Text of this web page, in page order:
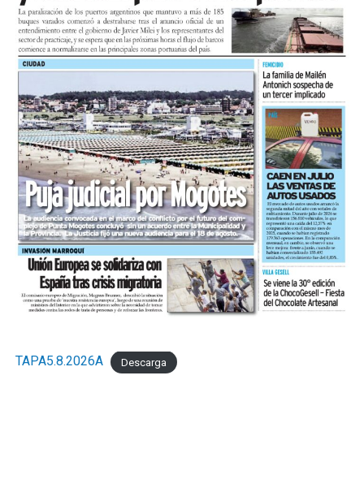
TAPA5.8.2026A Descarga